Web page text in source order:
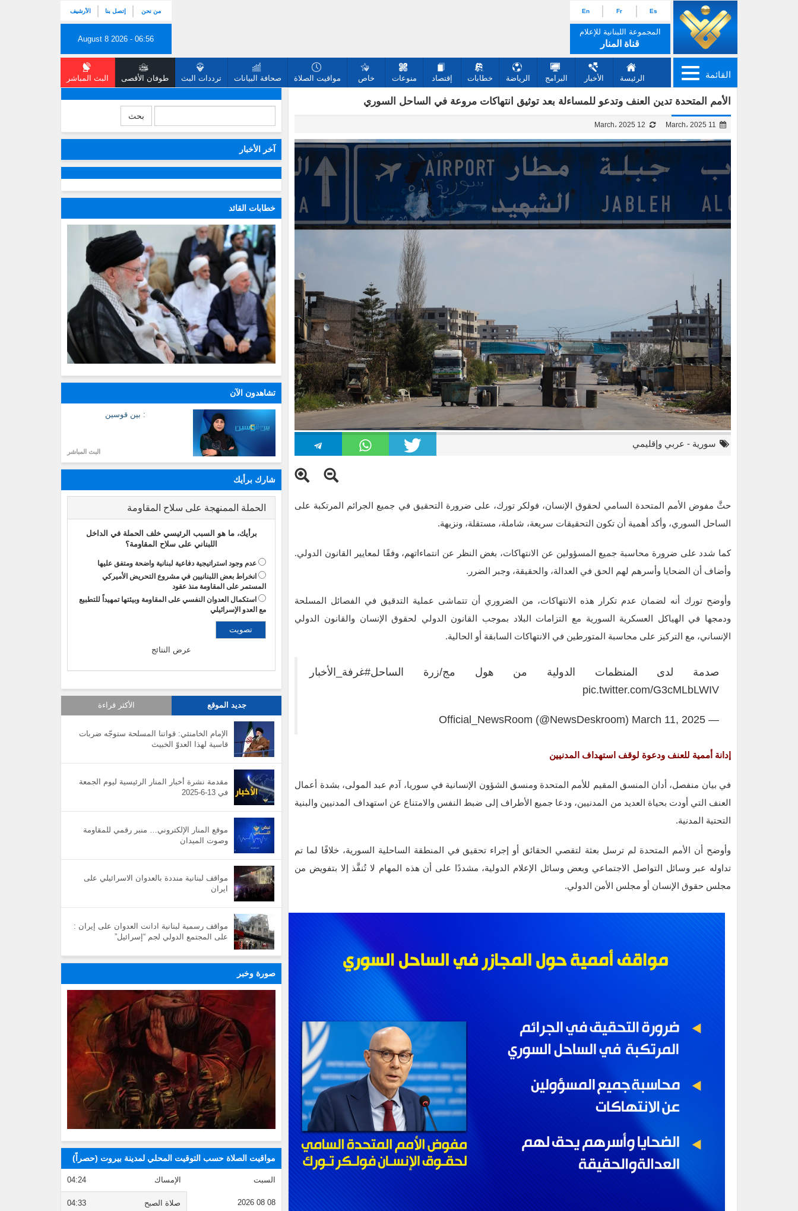
Es
Fr
En
المجموعة اللبنانية للإعلام
قناة المنار
من نحن إتصل بنا الأرشيف
August 8 2026 - 06:56
القائمة الرئيسة الأخبار البرامج الرياضة خطابات إقتصاد منوعات خاص مواقيت الصلاة صحافة البيانات ترددات البث طوفان الأقصى البث المباشر
الأمم المتحدة تدين العنف وتدعو للمساءلة بعد توثيق انتهاكات مروعة في الساحل السوري
سورية - عربي وإقليمي
حثَّ مفوض الأمم المتحدة السامي لحقوق الإنسان، فولكر تورك، على ضرورة التحقيق في جميع الجرائم المرتكبة على
الساحل السوري، وأكد أهمية أن تكون التحقيقات سريعة، شاملة، مستقلة، ونزيهة.
كما شدد على ضرورة محاسبة جميع المسؤولين عن الانتهاكات، بغض النظر عن انتماءاتهم، وفقًا لمعايير القانون الدولي.
وأضاف أن الضحايا وأسرهم لهم الحق في العدالة، والحقيقة، وجبر الضرر.
وأوضح تورك أنه لضمان عدم تكرار هذه الانتهاكات، من الضروري أن تتماشى عملية التدقيق في الفصائل المسلحة
ودمجها في الهياكل العسكرية السورية مع التزامات البلاد بموجب القانون الدولي لحقوق الإنسان والقانون الدولي
الإنساني، مع التركيز على محاسبة المتورطين في الانتهاكات السابقة أو الحالية.
صدمة لدى المنظمات الدولية من هول مج/زرة الساحل#غرفة_الأخبار
pic.twitter.com/G3cMLbLWIV
— Official_NewsRoom (@NewsDeskroom)
March 11, 2025
إدانة أممية للعنف ودعوة لوقف استهداف المدنيين
في بيان منفصل، أدان المنسق المقيم للأمم المتحدة ومنسق الشؤون الإنسانية في سوريا، آدم عبد المولى، بشدة أعمال
العنف التي أودت بحياة العديد من المدنيين، ودعا جميع الأطراف إلى ضبط النفس والامتناع عن استهداف المدنيين والبنية
التحتية المدنية.
وأوضح أن الأمم المتحدة لم ترسل بعثة لتقصي الحقائق أو إجراء تحقيق في المنطقة الساحلية السورية، خلافًا لما تم
تداوله عبر وسائل التواصل الاجتماعي وبعض وسائل الإعلام الدولية، مشددًا على أن هذه المهام لا تُنفَّذ إلا بتفويض من
مجلس حقوق الإنسان أو مجلس الأمن الدولي.
بحث
آخر الأخبار
خطابات القائد
تشاهدون الآن
: بين قوسين
البث المباشر
شارك برأيك
الحملة الممنهجة على سلاح المقاومة
برأيك، ما هو السبب الرئيسي خلف الحملة في الداخل
اللبناني على سلاح المقاومة؟
عدم وجود استراتيجية دفاعية لبنانية واضحة ومتفق عليها
انخراط بعض اللبنانيين في مشروع التحريض الأميركي
المستمر على المقاومة منذ عقود
استكمال العدوان النفسي على المقاومة وبيئتها تمهيداً للتطبيع
مع العدو الإسرائيلي
عرض النتائج
جديد الموقع الأكثر قراءة
الإمام الخامنئي: قواتنا المسلحة ستوجّه ضربات
قاسية لهذا العدوّ الخبيث
مقدمة نشرة أخبار المنار الرئيسية ليوم الجمعة
في 13-6-2025
موقع المنار الإلكتروني… منبر رقمي للمقاومة
وصوت الميدان
مواقف لبنانية منددة بالعدوان الاسرائيلي على
ايران
مواقف رسمية لبنانية ادانت العدوان على إيران :
على المجتمع الدولي لجم “إسرائيل”
صورة وخبر
مواقيت الصلاة حسب التوقيت المحلي لمدينة بيروت (حصراً)
السبت
08 08 2026
الإمساك 04:24
صلاة الصبح 04:33